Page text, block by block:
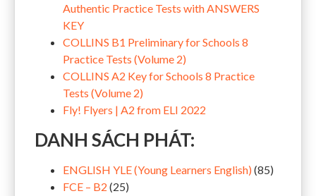
Authentic Practice Tests with ANSWERS
KEY
COLLINS B1 Preliminary for Schools 8
Practice Tests (Volume 2)
COLLINS A2 Key for Schools 8 Practice
Tests (Volume 2)
Fly! Flyers | A2 from ELI 2022
DANH SÁCH PHÁT:
ENGLISH YLE (Young Learners English) (85)
FCE – B2 (25)